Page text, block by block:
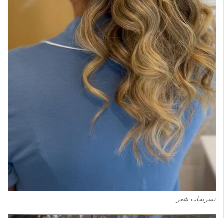
تسريحات شعر